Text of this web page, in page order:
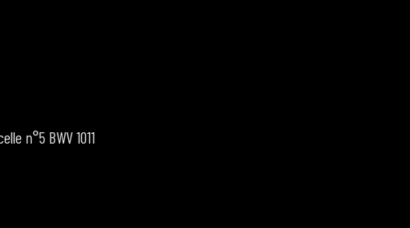
n°5 BWV 1011